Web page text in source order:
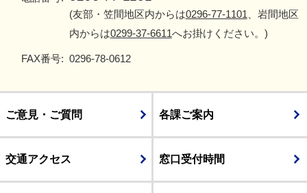
(友部・笠間地区内からは0296-77-1101 、岩間地区
内からは0299-37-6611へお掛けください。)
FAX番号: 0296-78-0612
ご意見・ご質問 各課ご案内
交通アクセス 窓口受付時間